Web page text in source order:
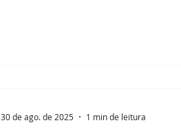
30 de ago. de 2025 1 min de leitura